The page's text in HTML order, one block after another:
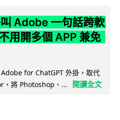
Adobe 一句話跨軟
用開多個 APP 兼免
for ChatGPT 外掛，取代
，將 Photoshop、...
閱讀全文